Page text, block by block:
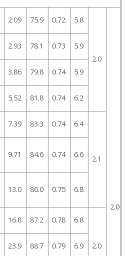
2.09 75.9 0.72 5.8
2.0
2.0
2.93 78.1 0.73 5.9
3.86 79.8 0.74 5.9
5.52 81.8 0.74 6.2
7.39 83.3 0.74 6.4
2.1
9.71 84.6 0.74 6.6
13.0 86.0 0.75 6.8
16.8 87.2 0.78 6.8
2.0
23.9 88.7 0.79 6.9